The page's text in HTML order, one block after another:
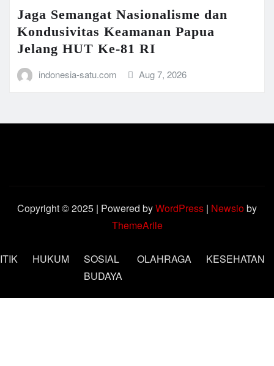
Jaga Semangat Nasionalisme dan
Kondusivitas Keamanan Papua
Jelang HUT Ke-81 RI
indonesia-satu.com Aug 7, 2026
Copyright © 2025 | Powered byWordPress | Newsioby
ThemeArile
HUKUM
SOSIAL
BUDAYA
OLAHRAGA KESEHATAN